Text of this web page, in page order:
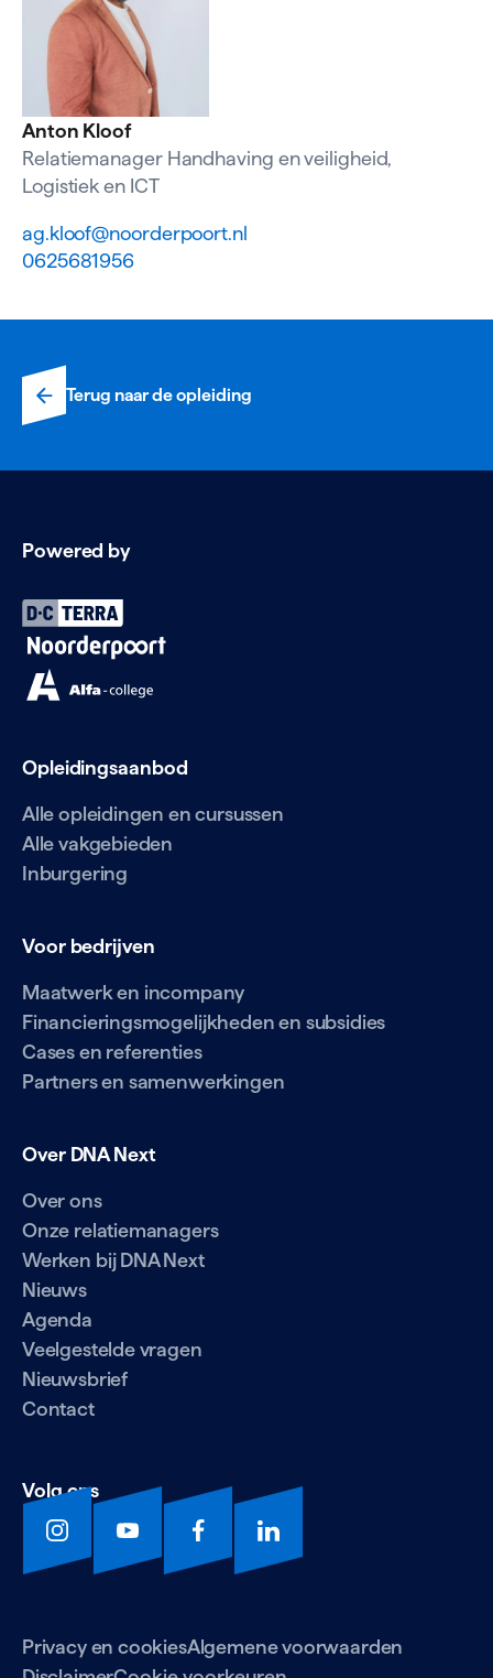
Anton Kloof
Relatiemanager Handhaving en veiligheid,
Logistiek en ICT
ag.kloof@noorderpoort.nl
0625681956
Terug naar de opleiding
Powered by
Opleidingsaanbod
Alle opleidingen en cursussen
Alle vakgebieden
Inburgering
Voor bedrijven
Maatwerk en incompany
Financieringsmogelijkheden en subsidies
Cases en referenties
Partners en samenwerkingen
Over DNA Next
Over ons
Onze relatiemanagers
Werken bij DNA Next
Nieuws
Agenda
Veelgestelde vragen
Nieuwsbrief
Contact
Privacy en cookiesAlgemene voorwaarden
Volg ons